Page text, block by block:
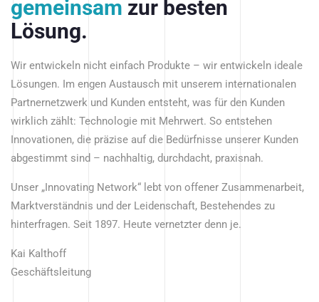
gemeinsam zur besten
Lösung.
Wir entwickeln nicht einfach Produkte – wir entwickeln ideale
Lösungen. Im engen Austausch mit unserem internationalen
Partnernetzwerk und Kunden entsteht, was für den Kunden
wirklich zählt: Technologie mit Mehrwert. So entstehen
Innovationen, die präzise auf die Bedürfnisse unserer Kunden
abgestimmt sind – nachhaltig, durchdacht, praxisnah.
Unser „Innovating Network“ lebt von offener Zusammenarbeit,
Marktverständnis und der Leidenschaft, Bestehendes zu
hinterfragen. Seit 1897. Heute vernetzter denn je.
Kai Kalthoff
Geschäftsleitung